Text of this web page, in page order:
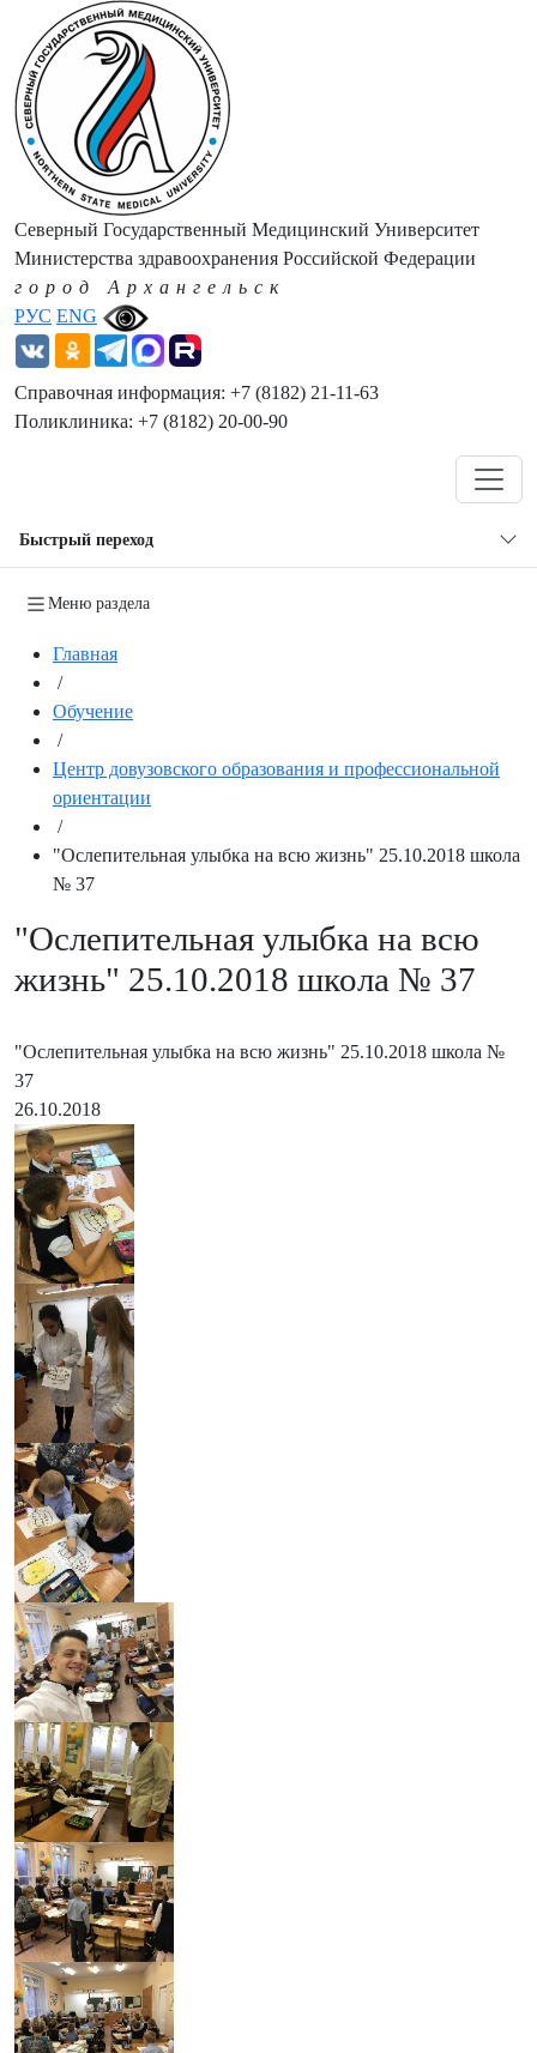
РУС ENG
Северный Государственный Медицинский Университет
Министерства здравоохранения Российской Федерации
город Архангельск
Справочная информация: +7 (8182) 21-11-63
Поликлиника: +7 (8182) 20-00-90
Быстрый переход
Меню раздела
Главная
/
Обучение
/
Центр довузовского образования и профессиональной
ориентации
/
"Ослепительная улыбка на всю жизнь" 25.10.2018 школа
№ 37
"Ослепительная улыбка на всю
жизнь" 25.10.2018 школа № 37
"Ослепительная улыбка на всю жизнь" 25.10.2018 школа №
37
26.10.2018